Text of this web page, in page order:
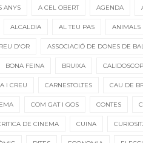
ANYS A CEL OBERT AGENDA
ALCALDIA AL TEU PAS ANIMALS
D'OR ASSOCIACIÓ DE DONES DE
BONA FEINA BRUIXA
I CREU CARNESTOLTES CAU DE
COM GAT I GOS CONTES
DE CINEMA CUINA